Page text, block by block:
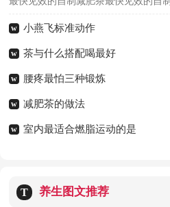
w 小燕飞标准动作
w 茶与什么搭配喝最好
w 腰疼最怕三种锻炼
w 减肥茶的做法
w 室内最适合燃脂运动的是
T 养生图文推荐